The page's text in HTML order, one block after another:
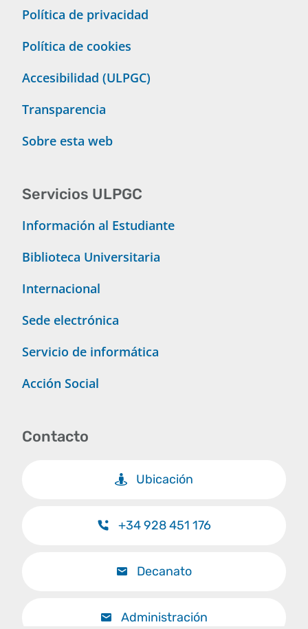
Política de privacidad
Política de cookies
Accesibilidad (ULPGC)
Transparencia
Sobre esta web
Servicios ULPGC
Información al Estudiante
Biblioteca Universitaria
Internacional
Sede electrónica
Servicio de informática
Acción Social
Contacto
Ubicación
+34 928 451 176
Decanato
Administración